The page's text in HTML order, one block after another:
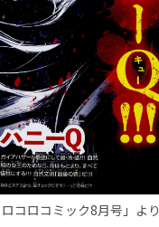
コロコミック8月号」より